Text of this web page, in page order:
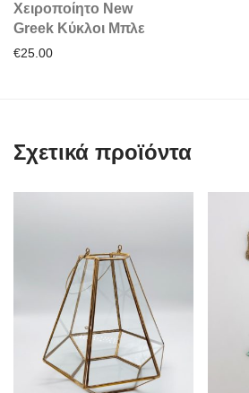
Χειροποίητο New
Greek Κύκλοι Μπλε
€25.00
Σχετικά προϊόντα